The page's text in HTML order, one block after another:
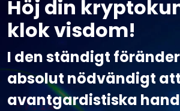
Höj din
klok visdom!
I den ständigt
absolut nödvändigt
avantgardistiska